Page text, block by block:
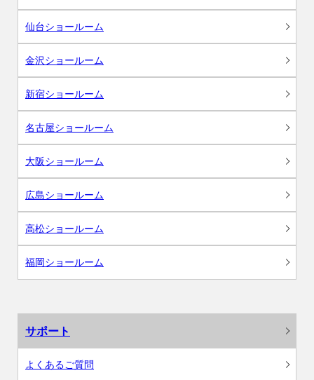
仙台ショールーム
金沢ショールーム
新宿ショールーム
名古屋ショールーム
大阪ショールーム
広島ショールーム
高松ショールーム
福岡ショールーム
サポート
よくあるご質問